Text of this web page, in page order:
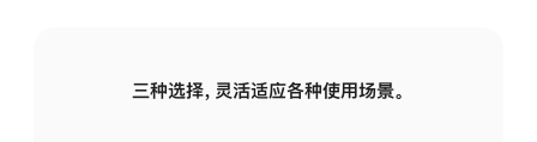
三种选择，灵活适应各种使用场景。